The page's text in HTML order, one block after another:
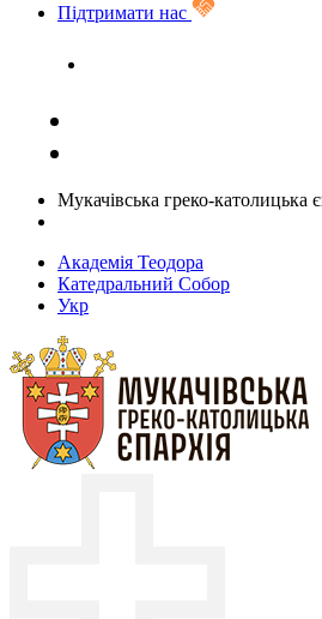
Підтримати нас
Мукачівська греко-католицька
Академія Теодора
Катедральний Собор
Укр